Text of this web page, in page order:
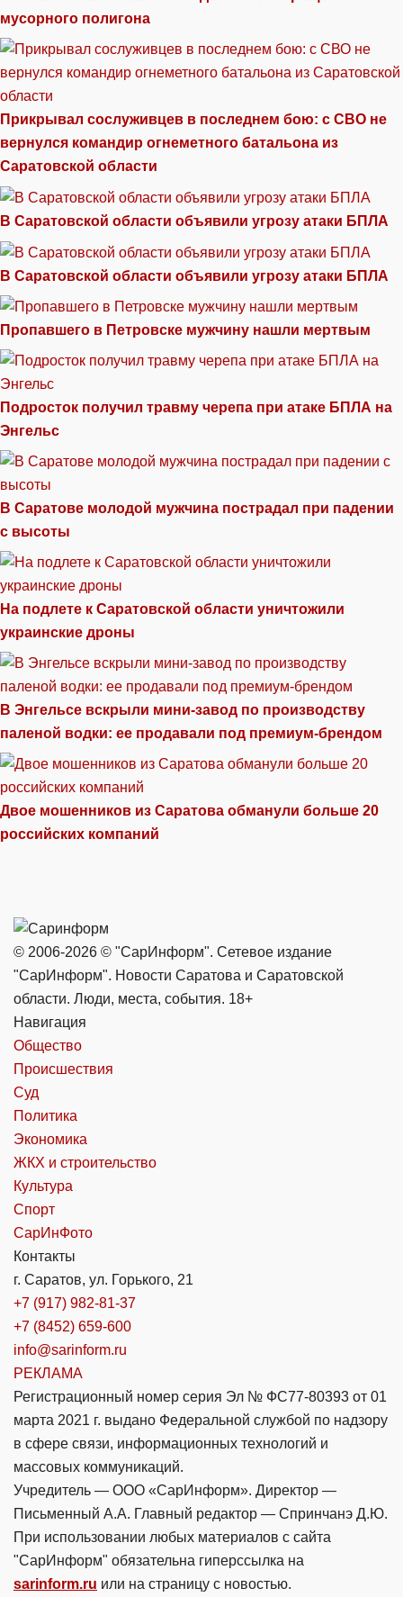
мусорного полигона
Прикрывал сослуживцев в последнем бою: с СВО не
вернулся командир огнеметного батальона из
Саратовской области
В Саратовской области объявили угрозу атаки БПЛА
В Саратовской области объявили угрозу атаки БПЛА
Пропавшего в Петровске мужчину нашли мертвым
Подросток получил травму черепа при атаке БПЛА на
Энгельс
В Саратове молодой мужчина пострадал при падении
с высоты
На подлете к Саратовской области уничтожили
украинские дроны
В Энгельсе вскрыли мини-завод по производству
паленой водки: ее продавали под премиум-брендом
Двое мошенников из Саратова обманули больше 20
российских компаний
© 2006-2026 © "СарИнформ". Сетевое издание
"СарИнформ". Новости Саратова и Саратовской
области. Люди, места, события. 18+
Навигация
Общество
Происшествия
Суд
Политика
Экономика
ЖКХ и строительство
Культура
Спорт
СарИнФото
Контакты
г. Саратов, ул. Горького, 21
+7 (917) 982-81-37
+7 (8452) 659-600
info@sarinform.ru
РЕКЛАМА
Регистрационный номер серия Эл № ФС77-80393 от 01
марта 2021 г. выдано Федеральной службой по надзору
в сфере связи, информационных технологий и
массовых коммуникаций.
Учредитель — ООО «СарИнформ». Директор —
Письменный А.А. Главный редактор — Спринчанэ Д.Ю.
При использовании любых материалов с сайта
"СарИнформ" обязательна гиперссылка на
sarinform.ru или на страницу с новостью.